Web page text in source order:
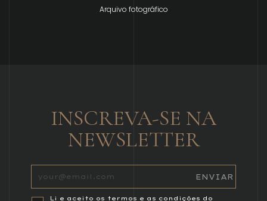
Arquivo fotográfico
INSCREVA-SE NA
NEWSLETTER
Li e aceito os termos e as condições do